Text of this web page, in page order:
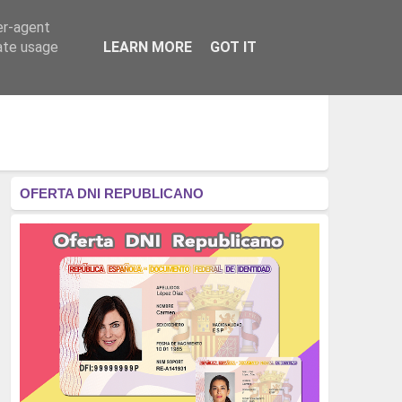
RÉGIMEN - MONARQUÍA
OFERTA DNI REPUBLICANO
agent
usage
LEARN MORE GOT IT